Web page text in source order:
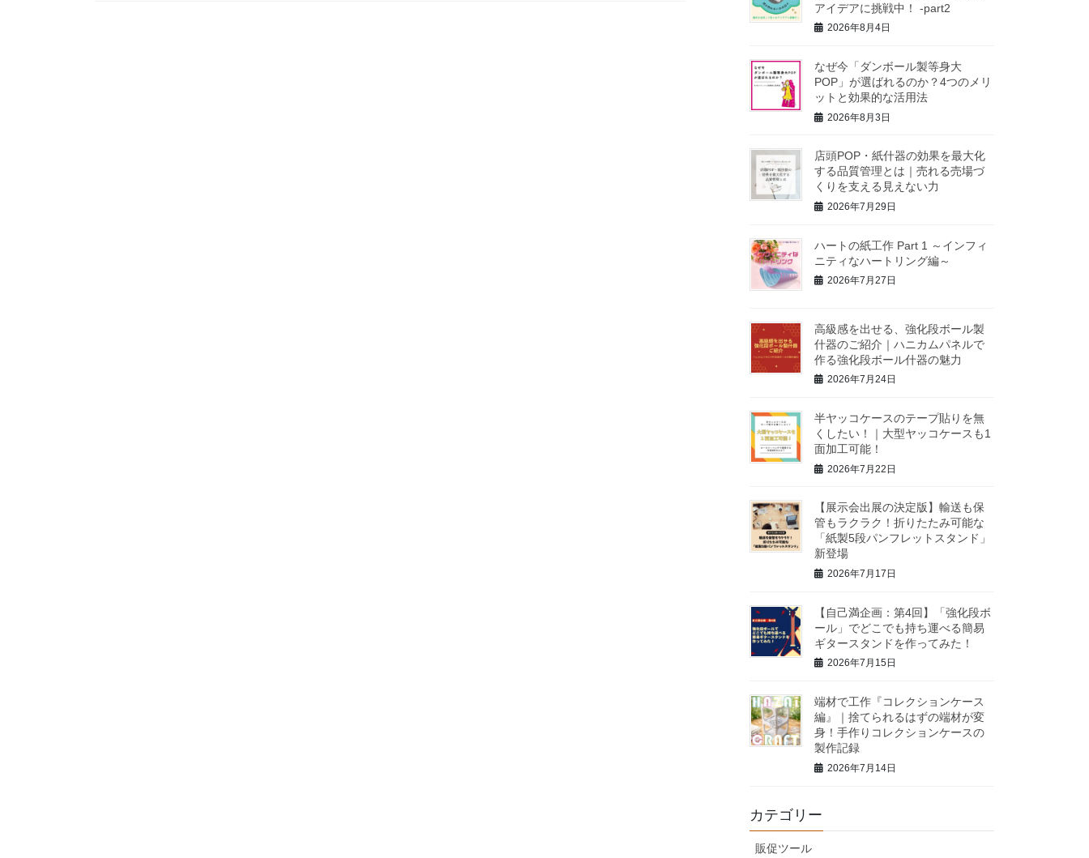
アイデアに挑戦中！ -part2
2026年8月4日
なぜ今「ダンボール製等身大
POP」が選ばれるのか？4つのメリ
ットと効果的な活用法
2026年8月3日
店頭POP・紙什器の効果を最大化
する品質管理とは｜売れる売場づ
くりを支える見えない力
2026年7月29日
ハートの紙工作 Part 1 ～インフィ
ニティなハートリング編～
2026年7月27日
高級感を出せる、強化段ボール製
什器のご紹介｜ハニカムパネルで
作る強化段ボール什器の魅力
2026年7月24日
半ヤッコケースのテープ貼りを無
くしたい！｜大型ヤッコケースも1
面加工可能！
2026年7月22日
【展示会出展の決定版】輸送も保
管もラクラク！折りたたみ可能な
「紙製5段パンフレットスタンド」
新登場
2026年7月17日
【自己満企画：第4回】「強化段ボ
ール」でどこでも持ち運べる簡易
ギタースタンドを作ってみた！
2026年7月15日
端材で工作『コレクションケース
編』｜捨てられるはずの端材が変
身！手作りコレクションケースの
製作記録
2026年7月14日
カテゴリー
販促ツール